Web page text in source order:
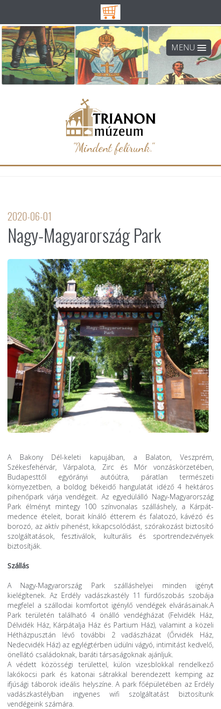
MENU
"Mindent felírunk."
2020-06-01
Nagy-Magyarország Park
A Bakony Dél-keleti kapujában, a Balaton, Veszprém,
Székesfehérvár, Várpalota, Zirc és Mór vonzáskörzetében,
Budapesttől egyórányi autóútra, páratlan természeti
környezetben, a boldog békeidő hangulatát idéző 4 hektáros
pihenőpark várja vendégeit. Az egyedülálló Nagy-Magyarország
Park élményt mintegy 100 színvonalas szálláshely, a Kárpát-
medence ételeit, borait kínáló étterem és falatozó, kávézó és
borozó, az aktív pihenést, kikapcsolódást, szórakozást biztosító
szolgáltatások, fesztiválok, kulturális és sportrendezvények
biztosítják.
Szállás
A Nagy-Magyarország Park szálláshelyei minden igényt
kielégítenek. Az Erdély vadászkastély 11 fürdőszobás szobája
megfelel a szállodai komfortot igénylő vendégek elvárásainak.A
Park területén található 4 önálló vendégházat (Felvidék Ház,
Délvidék Ház, Kárpátalja Ház és Partium Ház), valamint a közeli
Hétházpusztán lévő további 2 vadászházat (Őrvidék Ház,
Nedecvidék Ház) az egylégtérben üdülni vágyó, intimitást kedvelő,
önellátó családoknak, baráti társaságoknak ajánljuk.
A védett közösségi területtel, külön vizesblokkal rendelkező
lakókocsi park és katonai sátrakkal berendezett kemping az
ifjúsági táborok ideális helyszíne. A park főépületében az Erdély
vadászkastélyban ingyenes wifi szolgáltatást biztosítunk
vendégeink számára.